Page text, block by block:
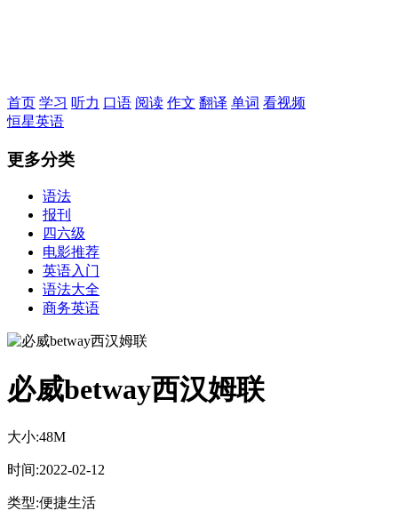
首页 学习 听力 口语 阅读 作文 翻译 单词 看视频
恒星英语
更多分类
语法
报刊
四六级
电影推荐
英语入门
语法大全
商务英语
必威betway西汉姆联
大小:48M
时间:2022-02-12
类型:便捷生活